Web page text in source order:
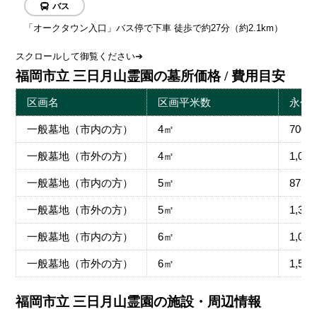
バス
「オークタウン入口」バス停で下車 徒歩で約27分（約2.1km）
スクロールして御覧ください➔
福岡市立 三日月山霊園の墓所価格 / 費用目安
区画名 区画平米数 永代
一般墓地（市内の方） 4㎡
一般墓地（市外の方） 4㎡
一般墓地（市内の方） 5㎡
一般墓地（市外の方） 5㎡
一般墓地（市内の方） 6㎡
一般墓地（市外の方） 6㎡
福岡市立 三日月山霊園の施設・周辺情報